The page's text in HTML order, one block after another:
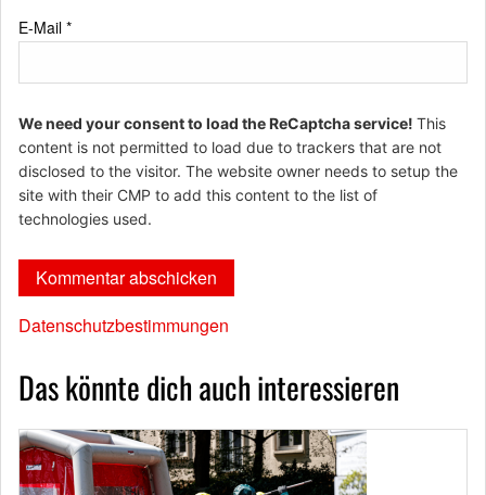
E-Mail *
We need your consent to load the ReCaptcha service! This
content is not permitted to load due to trackers that are not
disclosed to the visitor. The website owner needs to setup the
site with their CMP to add this content to the list of
technologies used.
Datenschutzbestimmungen
Das könnte dich auch interessieren